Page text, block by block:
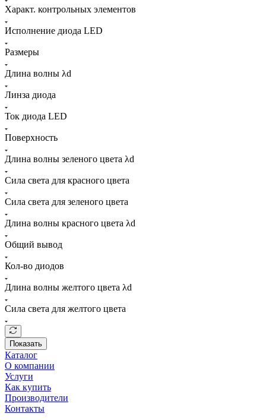
Характ. контрольных элементов
Исполнение диода LED
Размеры
Длина волны λd
Линза диода
Ток диода LED
Поверхность
Длина волны зеленого цвета λd
Сила света для красного цвета
Сила света для зеленого цвета
Длина волны красного цвета λd
Общий вывод
Кол-во диодов
Длина волны желтого цвета λd
Сила света для желтого цвета
Показать
Каталог
О компании
Услуги
Как купить
Производители
Контакты